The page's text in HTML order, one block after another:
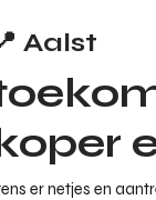
Aalst
er netjes en